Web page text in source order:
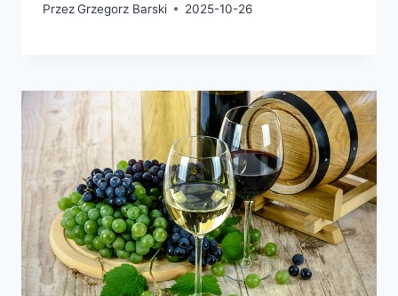
PrzezGrzegorz Barski 2025-10-26